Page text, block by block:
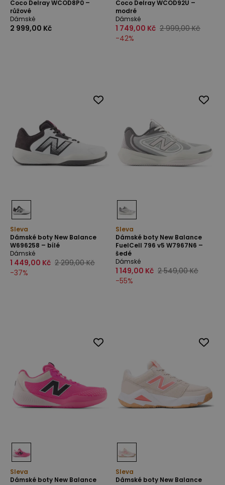
Coco Delray WCOD8P0 –
růžové
Dámské
2 999,00 Kč
Coco Delray WCOD92U –
modré
Dámské
1 749,00 Kč 2 999,00 Kč
-42%
Sleva
Dámské boty New Balance
W696258 – bílé
Dámské
1 449,00 Kč 2 299,00 Kč
-37%
Sleva
Dámské boty New Balance
FuelCell 796 v5 W7967N6 –
šedé
Dámské
1 149,00 Kč 2 549,00 Kč
-55%
Sleva
Dámské boty New Balance
Sleva
Dámské boty New Balance